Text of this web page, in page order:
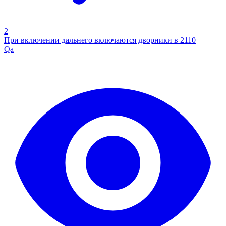
2
При включении дальнего включаются дворники в 2110
Qa